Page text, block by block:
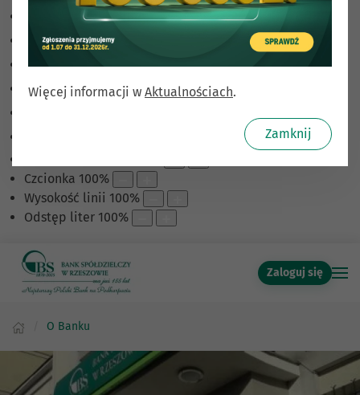
Niskie nasycenie
Wysokie nasycenie
Zaznacz linki
Zaznacz nagłówki
Czcionka 100%
Wysokość linii 100%
Odstęp liter 100%
Zaloguj się
O Banku
Więcej informacji w Aktualnościach.
Zamknij